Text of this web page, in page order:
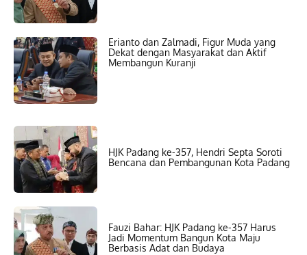
Erianto dan Zalmadi, Figur Muda yang
Dekat dengan Masyarakat dan Aktif
Membangun Kuranji
HJK Padang ke-357, Hendri Septa Soroti
Bencana dan Pembangunan Kota Padang
Fauzi Bahar: HJK Padang ke-357 Harus
Jadi Momentum Bangun Kota Maju
Berbasis Adat dan Budaya